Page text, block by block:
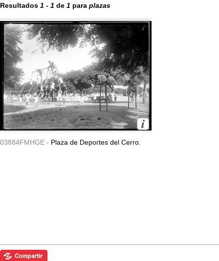
Resultados 1 - 1 de 1 para plazas
03884FMHGE - Plaza de Deportes del Cerro.